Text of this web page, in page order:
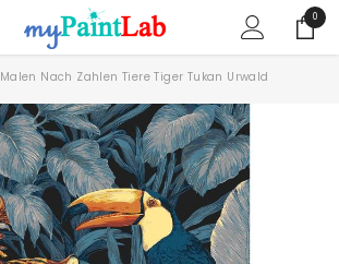
00
Artikel
Malen Nach Zahlen Tiere Tiger Tukan Urwald